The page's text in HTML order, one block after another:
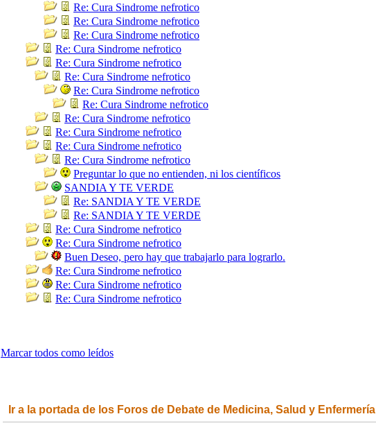
Re: Cura Sindrome nefrotico
Re: Cura Sindrome nefrotico
Re: Cura Sindrome nefrotico
Re: Cura Sindrome nefrotico
Re: Cura Sindrome nefrotico
Re: Cura Sindrome nefrotico
Re: Cura Sindrome nefrotico
Re: Cura Sindrome nefrotico
Re: Cura Sindrome nefrotico
Re: Cura Sindrome nefrotico
Re: Cura Sindrome nefrotico
Re: Cura Sindrome nefrotico
Preguntar lo que no entienden, ni los científicos
SANDIA Y TE VERDE
Re: SANDIA Y TE VERDE
Re: SANDIA Y TE VERDE
Re: Cura Sindrome nefrotico
Re: Cura Sindrome nefrotico
Buen Deseo, pero hay que trabajarlo para lograrlo.
Re: Cura Sindrome nefrotico
Re: Cura Sindrome nefrotico
Re: Cura Sindrome nefrotico
Marcar todos como leídos
Ir a la portada de los Foros de Debate de Medicina, Salud y Enfermería